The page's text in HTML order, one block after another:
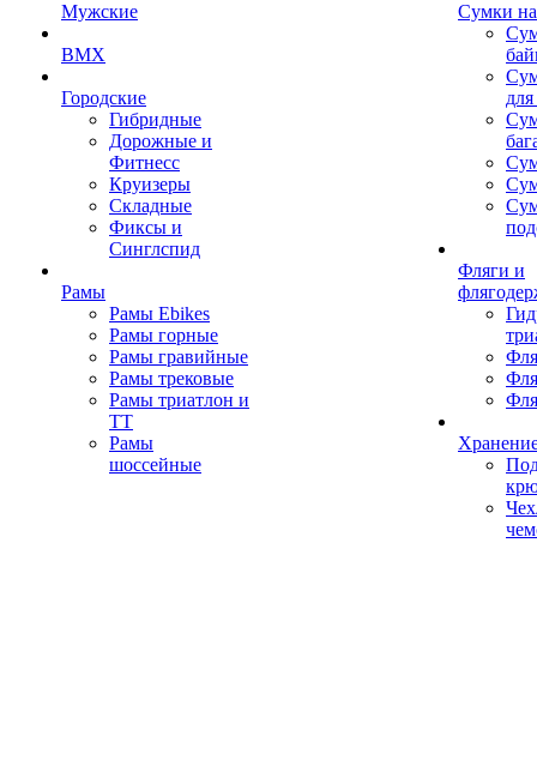
Мужские
BMX
Городские
Гибридные
Дорожные и
Фитнесс
Круизеры
Складные
Фиксы и
Синглспид
Рамы
Рамы Ebikes
Рамы горные
Рамы гравийные
Рамы трековые
Рамы триатлон и
ТТ
Рамы
шоссейные
Сумки
Фляги и